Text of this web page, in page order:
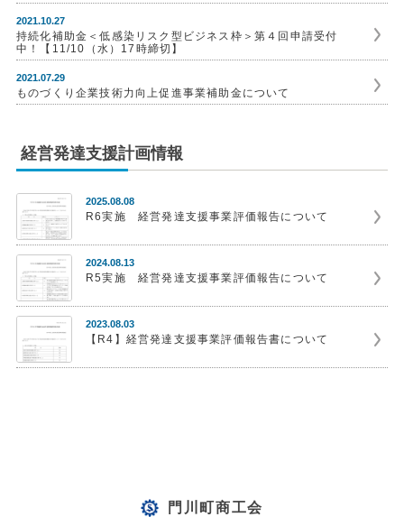
2021.10.27
持続化補助金＜低感染リスク型ビジネス枠＞第４回申請受付
中！【11/10（水）17時締切】
2021.07.29
ものづくり企業技術力向上促進事業補助金について
経営発達支援計画情報
2025.08.08
R6実施 経営発達支援事業評価報告について
2024.08.13
R5実施 経営発達支援事業評価報告について
2023.08.03
【R4】経営発達支援事業評価報告書について
門川町商工会